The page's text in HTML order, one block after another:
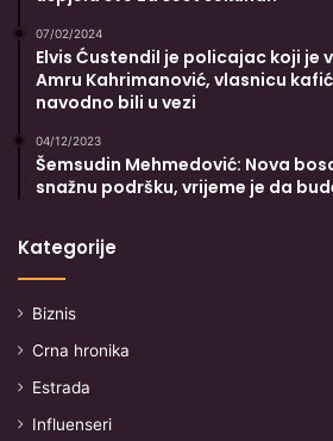
07/02/2024
Elvis Ćustendil je policajac koji je
Amru Kahrimanović, vlasnicu
navodno bili u vezi
04/12/2023
Šemsudin Mehmedović: Nova
snažnu podršku, vrijeme je da
Kategorije
Biznis
Crna hronika
Estrada
Influenseri